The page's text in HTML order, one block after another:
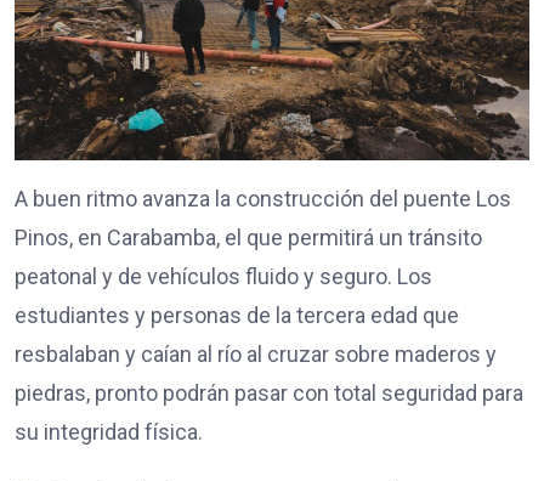
A buen ritmo avanza la construcción del puente Los
Pinos, en Carabamba, el que permitirá un tránsito
peatonal y de vehículos fluido y seguro. Los
estudiantes y personas de la tercera edad que
resbalaban y caían al río al cruzar sobre maderos y
piedras, pronto podrán pasar con total seguridad para
su integridad física.